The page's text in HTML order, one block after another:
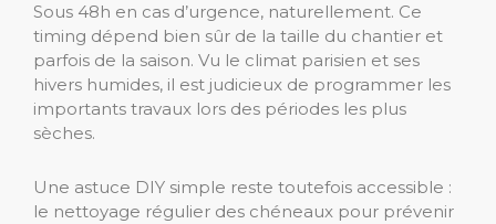
Sous 48h en cas d’urgence, naturellement. Ce
timing dépend bien sûr de la taille du chantier et
parfois de la saison. Vu le climat parisien et ses
hivers humides, il est judicieux de programmer les
importants travaux lors des périodes les plus
sèches.
Une astuce DIY simple reste toutefois accessible :
le nettoyage régulier des chéneaux pour prévenir